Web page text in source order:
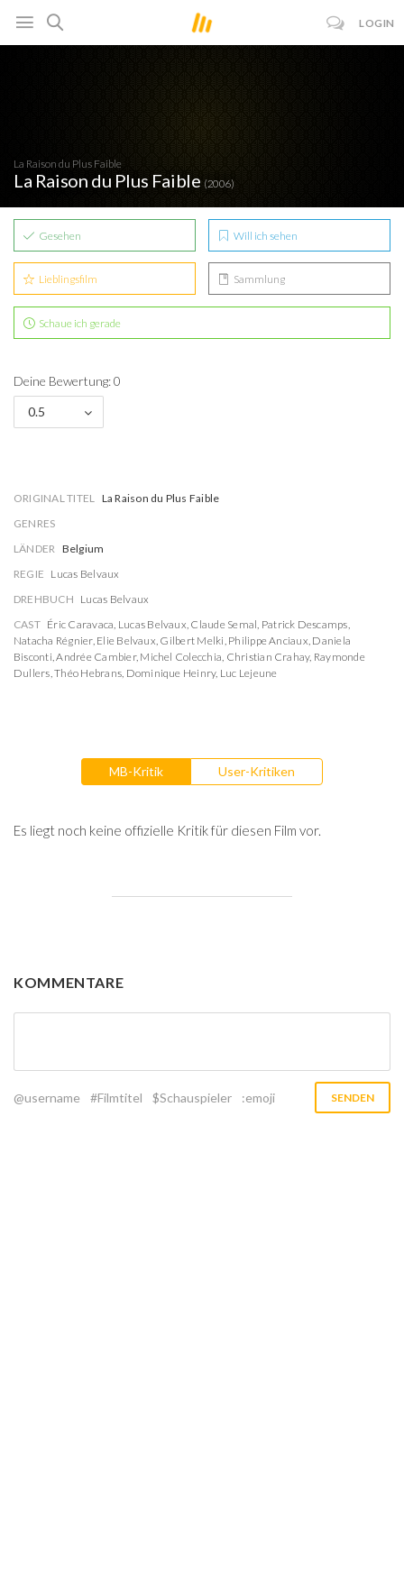
LOGIN
La Raison du Plus Faible
La Raison du Plus Faible (2006)
Gesehen Will ich sehen
Lieblingsfilm Sammlung
Schaue ich gerade
Deine Bewertung: 0
0.5
ORIGINAL TITEL La Raison du Plus Faible
GENRES
LÄNDER Belgium
REGIE Lucas Belvaux
DREHBUCH Lucas Belvaux
CAST Éric Caravaca, Lucas Belvaux, Claude Semal, Patrick Descamps,
Natacha Régnier, Elie Belvaux, Gilbert Melki, Philippe Anciaux, Daniela
Bisconti,Andrée Cambier, Michel Colecchia, Christian Crahay, Raymonde
Dullers,Théo Hebrans, Dominique Heinry, Luc Lejeune
MB-Kritik User-Kritiken
Es liegt noch keine offizielle Kritik für diesen Film vor.
KOMMENTARE
@username #Filmtitel $Schauspieler :emoji